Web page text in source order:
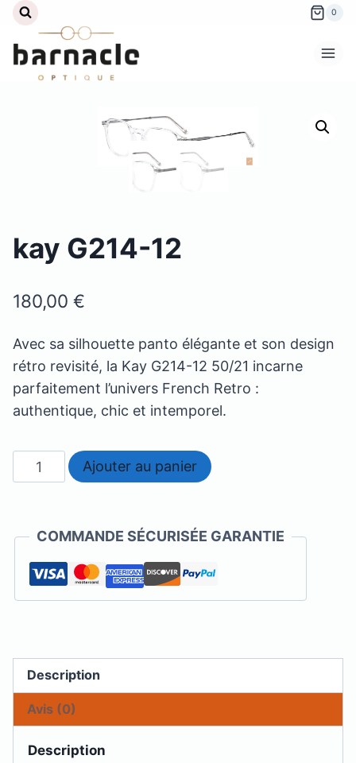
Aller
contenu
0
kay G214-12
180,00€
Avec sa silhouette panto élégante et son design
rétro revisité, la Kay G214-12 50/21 incarne
parfaitement l’univers French Retro :
authentique, chic et intemporel.
quantité
de
G214-
Ajouter au panier
COMMANDE SÉCURISÉE GARANTIE
Description
Avis (0)
Description